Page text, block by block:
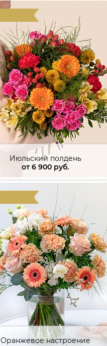
Июльский полдень
от6 900 руб.
Оранжевое настроение